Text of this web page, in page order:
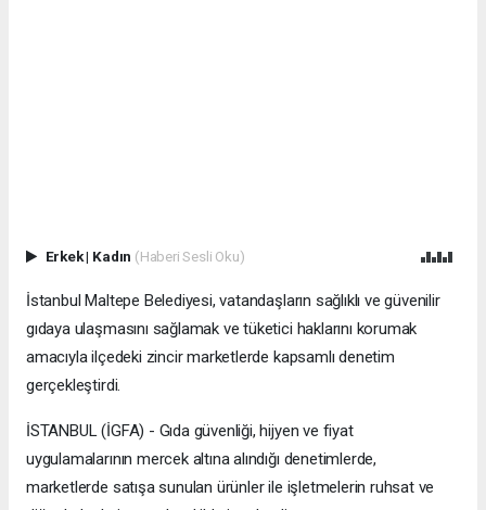
Erkek| Kadın (Haberi Sesli Oku)
İstanbul Maltepe Belediyesi, vatandaşların sağlıklı ve güvenilir
gıdaya ulaşmasını sağlamak ve tüketici haklarını korumak
amacıyla ilçedeki zincir marketlerde kapsamlı denetim
gerçekleştirdi.
İSTANBUL (İGFA) - Gıda güvenliği, hijyen ve fiyat
uygulamalarının mercek altına alındığı denetimlerde,
marketlerde satışa sunulan ürünler ile işletmelerin ruhsat ve